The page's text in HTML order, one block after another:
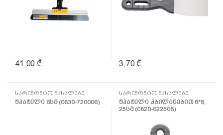
41,00 ₾ 3,70 ₾
სარემონტო მასალები
შპატელი, საპრიალებელი,
ქაფჩა
შპატელი 6სმ (0830-720006)
სარემონტო მასალები
შპატელი, საპრიალებელი,
ქაფჩა
შპატელი კბილანებით 8*8,
25სმ (0820-622508)